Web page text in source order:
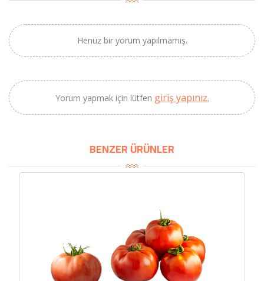
Henüz bir yorum yapılmamış.
Yorum yapmak için lütfen giriş yapınız.
BENZER ÜRÜNLER
2690,00 TL
2071,30 TL
Kaan Olgun Hasat
Naturel Sızma
Zeytinyağı (5lt, Soğuk
Zeytincilik